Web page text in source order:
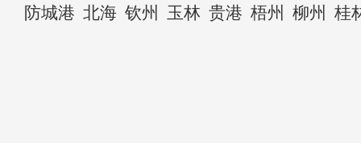
防城港 北海 钦州 玉林 贵港 梧州 柳州 桂